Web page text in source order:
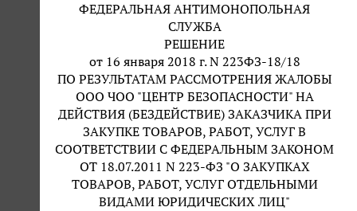
ФЕДЕРАЛЬНАЯ АНТИМОНОПОЛЬНАЯ
СЛУЖБА
РЕШЕНИЕ
от 16 января 2018 г. N 223ФЗ-18/18
ПО РЕЗУЛЬТАТАМ РАССМОТРЕНИЯ ЖАЛОБЫ
ООО ЧОО "ЦЕНТР БЕЗОПАСНОСТИ" НА
ДЕЙСТВИЯ (БЕЗДЕЙСТВИЕ) ЗАКАЗЧИКА ПРИ
ЗАКУПКЕ ТОВАРОВ, РАБОТ, УСЛУГ В
СООТВЕТСТВИИ С ФЕДЕРАЛЬНЫМ ЗАКОНОМ
ОТ 18.07.2011 N 223-ФЗ "О ЗАКУПКАХ
ТОВАРОВ, РАБОТ, УСЛУГ ОТДЕЛЬНЫМИ
ВИДАМИ ЮРИДИЧЕСКИХ ЛИЦ"